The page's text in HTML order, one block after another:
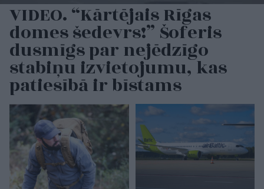
VIDEO. “Kārtējais Rīgas
domes šedevrs!” Šoferis
dusmīgs par nejēdzīgo
stabiņu izvietojumu, kas
patiesībā ir bīstams